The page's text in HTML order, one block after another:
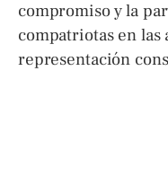
compromiso y la
compatriotas en
representación